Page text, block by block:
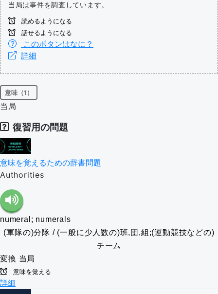
当局は事件を調査しています。
読めるようになる
話せるようになる
このボタンはなに？
詳細
意味（1）
当局
復習用の問題
意味を覚えるための辞書問題
Authorities
numeral; numerals
(軍隊の)分隊 / (一般に少人数の)班,団,組;(運動競技などの)
チーム
変換 当局
意味を覚える
詳細